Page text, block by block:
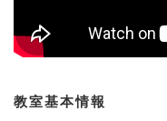
教室基本情報